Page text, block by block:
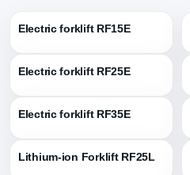
Electric forklift RF15E
Electric forklift RF25E
Electric forklift RF35E
Lithium-ion Forklift RF25L